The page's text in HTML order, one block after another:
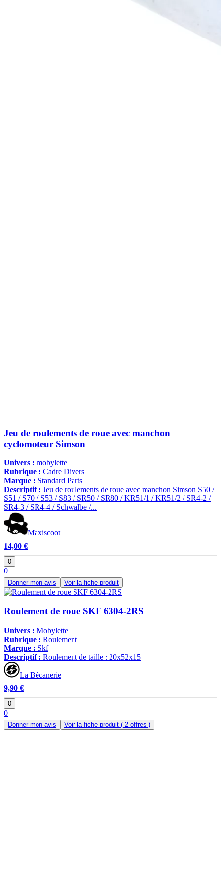
Jeu de roulements de roue avec manchon
cyclomoteur Simson
Univers : mobylette
Rubrique : Cadre Divers
Marque : Standard Parts
Descriptif : Jeu de roulements de roue avec manchon Simson S50 /
S51 / S70 / S53 / S83 / SR50 / SR80 / KR51/1 / KR51/2 / SR4-2 /
SR4-3 / SR4-4 / Schwalbe /...
Maxiscoot
14,00 €
0
0
Donner mon avis Voir la fiche produit
Roulement de roue SKF 6304-2RS
Univers : Mobylette
Rubrique : Roulement
Marque : Skf
Descriptif : Roulement de taille : 20x52x15
La Bécanerie
9,90 €
0
0
Donner mon avis Voir la fiche produit ( 2 offres )